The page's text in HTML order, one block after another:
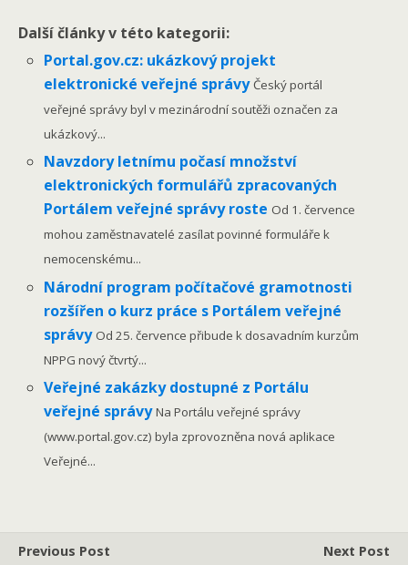
Další články v této kategorii:
Portal.gov.cz: ukázkový projekt
elektronické veřejné správyČeský portál
veřejné správy byl v mezinárodní soutěži označen za
ukázkový...
Navzdory letnímu počasí množství
elektronických formulářů zpracovaných
Portálem veřejné správy roste Od 1. července
mohou zaměstnavatelé zasílat povinné formuláře k
nemocenskému...
Národní program počítačové gramotnosti
rozšířen o kurz práce s Portálem veřejné
správy Od 25. července přibude k dosavadním kurzům
NPPG nový čtvrtý...
Veřejné zakázky dostupné z Portálu
veřejné správyNa Portálu veřejné správy
(www.portal.gov.cz) byla zprovozněna nová aplikace
Veřejné...
Previous Post
Next Post